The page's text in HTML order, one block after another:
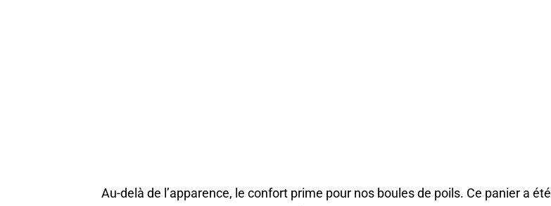
Au-delà de l’apparence, le confort prime pour nos boules de poils. Ce panier a été